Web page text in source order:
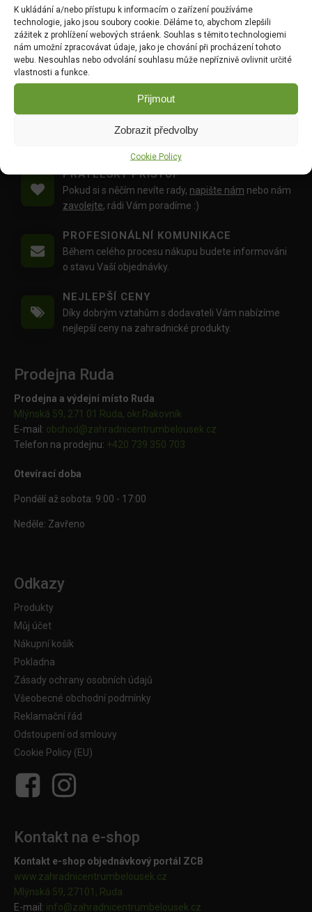
K ukládání a/nebo přístupu k informacím o zařízení používáme
technologie, jako jsou soubory cookie. Děláme to, abychom zlepšili
zážitek z prohlížení webových stráenk. Souhlas s těmito technologiemi
nám umožní zpracovávat údaje, jako je chování při procházení tohoto
webu. Nesouhlas nebo odvolání souhlasu může nepříznivě ovlivnit určité
vlastnosti a funkce.
Přijmout
Zobrazit předvolby
Cookie Policy
Doprava objednávekod 1500 Kč,kterénepřesahují
váhu balíku30 Kg,je zdarma.
OVĚŘENÉ PRODUKTY
Všechny produkty sami používáme na našich
realizacích zahrad.
MOŽNOST OSOBNÍHO ODBĚRU
Objednávku si můžete i vyzvednout zdarma na
PŘÁTELSKÝ PŘÍSTUP
Pokud si s něčím nevíte rady, napište nám nebo nám
zavolejte, rádi Vám poradíme :)
PROFESIONÁLNÍ KOMUNIKACE
Během celého procesu nákupu budete informováni
o stavu Vaší objednávky.
NEJLEPŠÍ CENY
Díky dobrým vztahům s dodavateli Vám nabízíme
nejlepší ceny na zahradnické produkty.
Prodejna Ruda
Prodejna a výdejní místo Ruda
Mlýnská 59, 271 01 Ruda, okr.Rakovník
E-mail: obchod@zahradnicentrumbelousek.cz
Telefon na prodejnu: +420 739 350 703
Otevírací doba
Pondělí až sobota: 9:00 - 17:00
Neděle: Zavřeno
Odkazy
Produkty
Můj účet
Nákupní košík
Pokladna
Zásady ochrany osobních údajů
Všeobecné obchodní podmínky
Reklamační řád
Odstoupení od smlouvy
Cookie Policy (EU)
Kontakt na e-shop
Kontakt e-shop objednávkový portál ZCB
www.zahradnicentrumbelousek.cz
Mlýnská 59, 27101, Ruda
E-mail: info@zahradnicentrumbelousek.cz